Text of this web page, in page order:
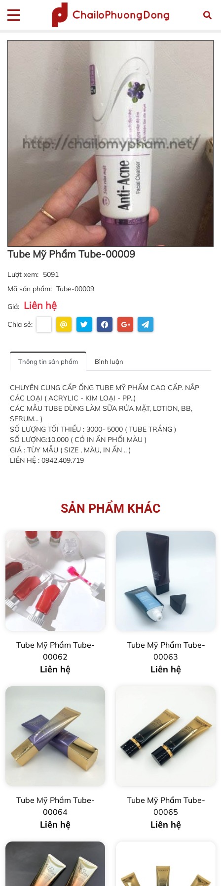
Trang chủ Sản phẩm
TUBE MỸ PHẨM
Tube Mỹ Phẩm Tube-00009
Tube Mỹ Phẩm Tube-00009
Lượt xem: 5091
Mã sản phẩm: Tube-00009
Giá: Liên hệ
Chia sẻ:
Thông tin sản phẩm Bình luận
CHUYÊN CUNG CẤP ỐNG TUBE MỸ PHẨM CAO CẤP. NẮP
CÁC LOẠI ( ACRYLIC - KIM LOẠI - PP..)
CÁC MẪU TUBE DÙNG LÀM SỮA RỬA MẶT, LOTION, BB,
SERUM... )
SỐ LƯỢNG TỐI THIỂU : 3000- 5000 ( TUBE TRẮNG )
SỐ LƯỢNG:10,000 ( CÓ IN ẤN PHỐI MÀU )
GIÁ : TÙY MẪU ( SIZE , MÀU, IN ẤN .. )
LIÊN HỆ : 0942.409.719
SẢN PHẨM KHÁC
Tube Mỹ Phẩm Tube-
00062
Liên hệ
Tube Mỹ Phẩm Tube-
00063
Liên hệ
Tube Mỹ Phẩm Tube-
00064
Liên hệ
Tube Mỹ Phẩm Tube-
00065
Liên hệ